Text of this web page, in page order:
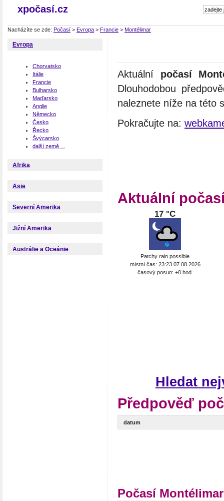
xpočasí.cz
Nacházíte se zde: Počasí > Evropa > Francie > Montélimar
Evropa
Chorvatsko
Itálie
Francie
Bulharsko
Maďarsko
Anglie
Německo
Česko
Řecko
Švýcarsko
další země ...
Afrika
Asie
Severní Amerika
Jižní Amerika
Austrálie a Oceánie
Aktuální počasí
Dlouhodobou
naleznete níže na této
Pokračujte na:
Aktuální
17 °C
Patchy rain possible
místní čas: 23:23 07.08.2026
časový posun: +0 hod.
Hledat
Předpověď
datum
Počasí